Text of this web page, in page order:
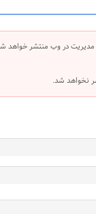
مدیریت در وب منتشر خواهد
نخواهد شد.